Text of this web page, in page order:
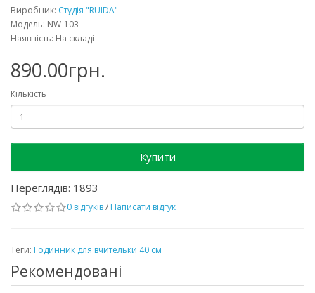
Виробник: Студія "RUIDA"
Модель: NW-103
Наявність: На складі
890.00грн.
Кількість
Купити
Переглядів: 1893
0 відгуків/ Написати відгук
Теги: Годинник для вчительки 40 см
Рекомендовані